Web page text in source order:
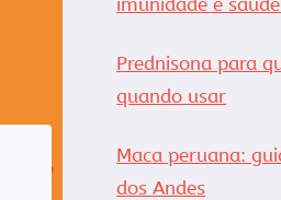
Prednisona para
quando usar
Maca peruana:
dos Andes